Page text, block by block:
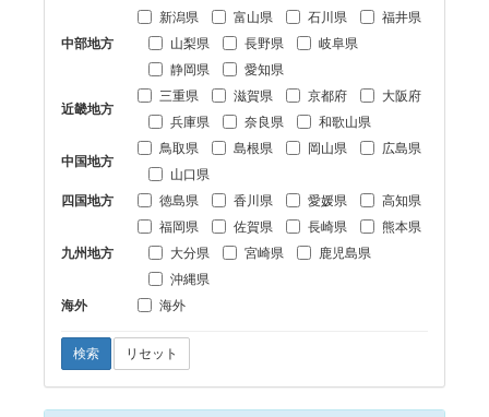
中部地方
新潟県 富山県 石川県
福井県
山梨県
長野県
岐阜県
静岡県
愛知県
近畿地方
三重県 滋賀県 京都府
大阪府
兵庫県
奈良県 和歌山県
中国地方
鳥取県 島根県 岡山県
広島県
山口県
四国地方
徳島県 香川県 愛媛県 高知県
九州地方
福岡県 佐賀県 長崎県
熊本県
大分県
宮崎県
鹿児島県
沖縄県
海外
海外
検索 リセット